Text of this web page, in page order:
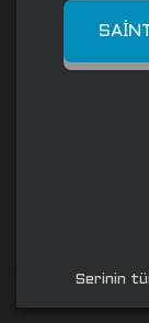
Serinin